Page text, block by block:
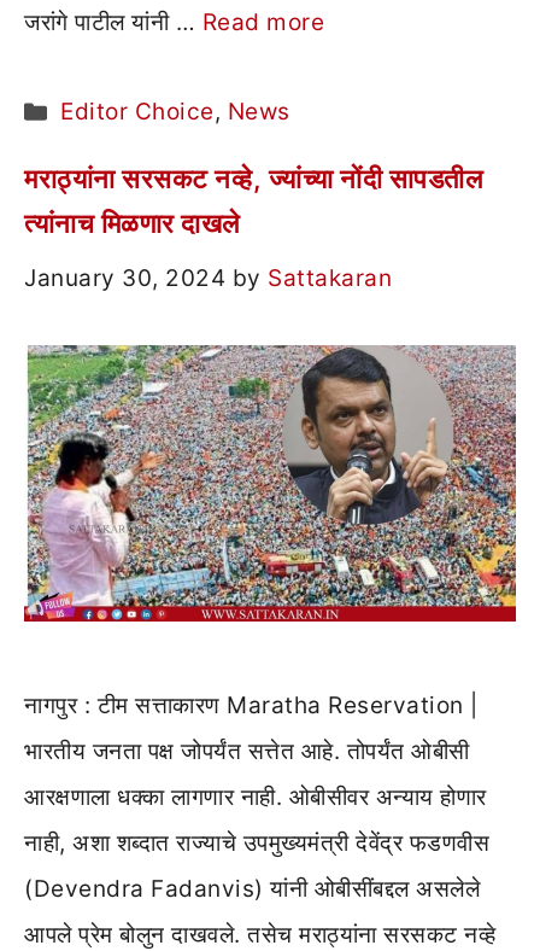
जरांगे पाटील यांनी … Read more
Categories
Editor Choice, News
मराठ्यांना सरसकट नव्हे, ज्यांच्या नोंदी सापडतील
त्यांनाच मिळणार दाखले
January 30, 2024 by Sattakaran
नागपुर : टीम सत्ताकारण Maratha Reservation |
भारतीय जनता पक्ष जोपर्यंत सत्तेत आहे. तोपर्यंत ओबीसी
आरक्षणाला धक्का लागणार नाही. ओबीसीवर अन्याय होणार
नाही, अशा शब्दात राज्याचे उपमुख्यमंत्री देवेंद्र फडणवीस
(Devendra Fadanvis) यांनी ओबीसींबद्दल असलेले
आपले प्रेम बोलुन दाखवले. तसेच मराठ्यांना सरसकट नव्हे